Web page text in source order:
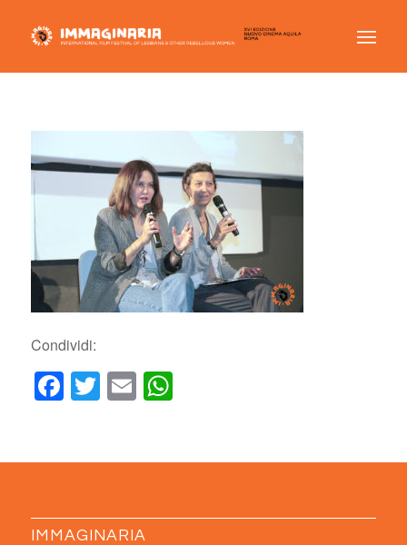
Condividi:
Facebook
Twitter
EmailWhatsApp
IMMAGINARIA